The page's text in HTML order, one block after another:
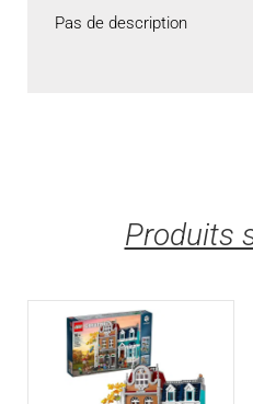
Pas de description
Produits